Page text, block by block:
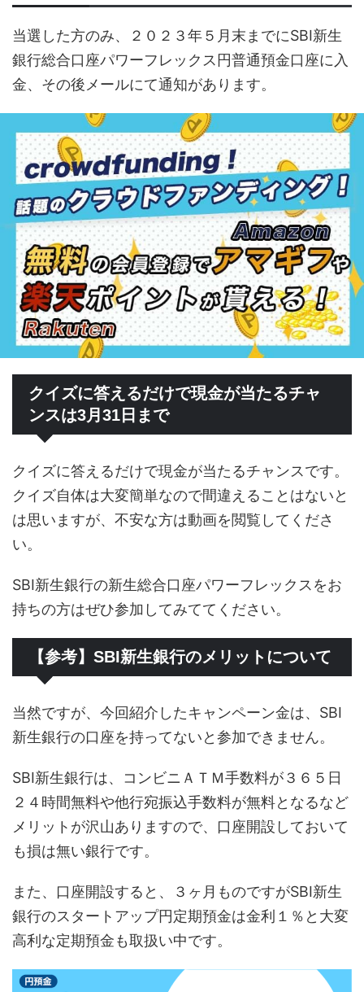
当選した方のみ、２０２３年５月末までにSBI新生
銀行総合口座パワーフレックス円普通預金口座に入
金、その後メールにて通知があります。
クイズに答えるだけで現金が当たるチャ
ンスは3月31日まで
クイズに答えるだけで現金が当たるチャンスです。
クイズ自体は大変簡単なので間違えることはないと
は思いますが、不安な方は動画を閲覧してくださ
い。
SBI新生銀行の新生総合口座パワーフレックスをお
持ちの方はぜひ参加してみててください。
【参考】SBI新生銀行のメリットについて
当然ですが、今回紹介したキャンペーン金は、SBI
新生銀行の口座を持ってないと参加できません。
SBI新生銀行は、コンビニＡＴＭ手数料が３６５日
２４時間無料や他行宛振込手数料が無料となるなど
メリットが沢山ありますので、口座開設しておいて
も損は無い銀行です。
また、口座開設すると、３ヶ月ものですがSBI新生
銀行のスタートアップ円定期預金は金利１％と大変
高利な定期預金も取扱い中です。